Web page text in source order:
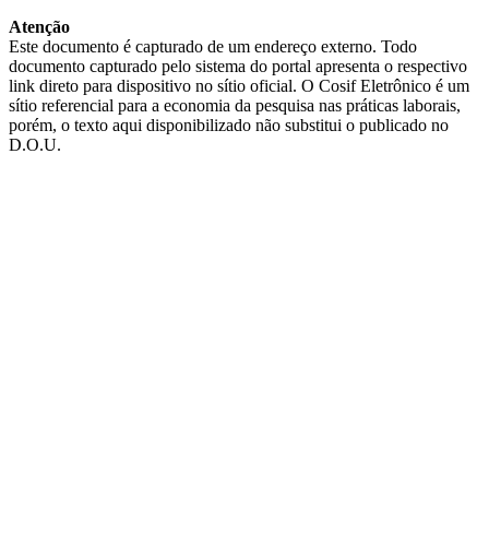
Atenção
Este documento é capturado de um endereço externo. Todo
documento capturado pelo sistema do portal apresenta o respectivo
link direto para dispositivo no sítio oficial. O Cosif Eletrônico é um
sítio referencial para a economia da pesquisa nas práticas laborais,
porém, o texto aqui disponibilizado não substitui o publicado no
D.O.U.